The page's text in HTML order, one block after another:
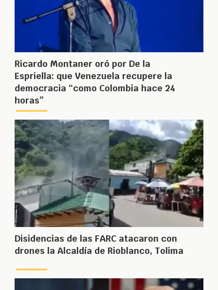
Ricardo Montaner oró por De la
Espriella: que Venezuela recupere la
democracia “como Colombia hace 24
horas”
Disidencias de las FARC atacaron con
drones la Alcaldía de Rioblanco, Tolima